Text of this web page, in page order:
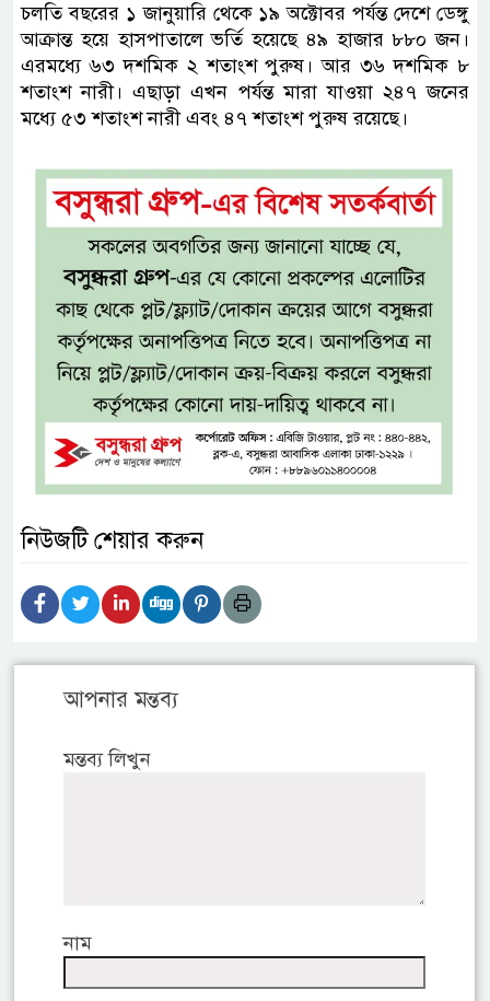
চলতি বছরের ১ জানুয়ারি থেকে ১৯ অক্টোবর পর্যন্ত দেশে ডেঙ্গু
আক্রান্ত হয়ে হাসপাতালে ভর্তি হয়েছে ৪৯ হাজার ৮৮০ জন।
এরমধ্যে ৬৩ দশমিক ২ শতাংশ পুরুষ। আর ৩৬ দশমিক ৮
শতাংশ নারী। এছাড়া এখন পর্যন্ত মারা যাওয়া ২৪৭ জনের
মধ্যে ৫৩ শতাংশ নারী এবং ৪৭ শতাংশ পুরুষ রয়েছে।
নিউজটি শেয়ার করুন
আপনার মন্তব্য
মন্তব্য লিখুন
নাম